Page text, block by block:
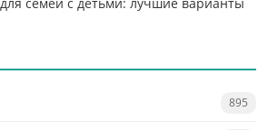
семей с детьми: лучшие варианты
895